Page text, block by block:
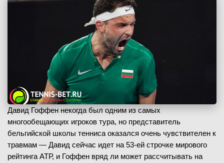
Давид Гоффен некогда был одним из самых
многообещающих игроков тура, но представитель
бельгийской школы тенниса оказался очень чувствителен к
травмам — Давид сейчас идет на 53-ей строчке мирового
рейтинга АТР, и Гоффен вряд ли может рассчитывать на